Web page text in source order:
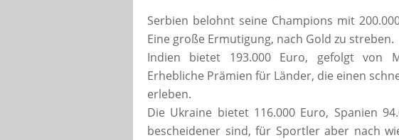
Serbien belohnt seine Champions mit
Eine große Ermutigung, nach Gold zu streben.
Indien bietet 193.000 Euro, gefolgt von
Erhebliche Prämien für Länder, die einen
erleben.
Die Ukraine bietet 116.000 Euro, Spanien
bescheidener sind, für Sportler aber nach